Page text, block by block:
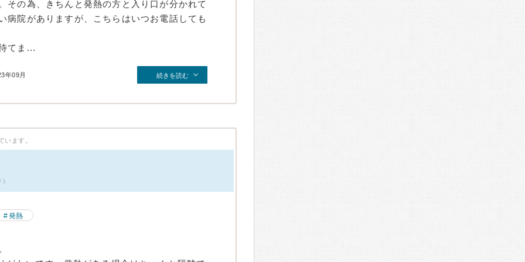
その為、きちんと発熱の方と入り口が分かれて
病院がありますが、こちらはいつお電話しても
てま...
年09月 続きを読む
います。
発熱